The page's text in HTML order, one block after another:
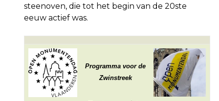
steenoven, die tot het begin van de 20ste
eeuw actief was.
Programma voor de
Zwinstreek